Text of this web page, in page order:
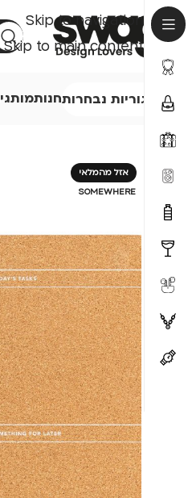
Skip to navigation
Skip to main content
קטגוריות נבחרותחנות
אזל מהמלאי
SOMEWHERE